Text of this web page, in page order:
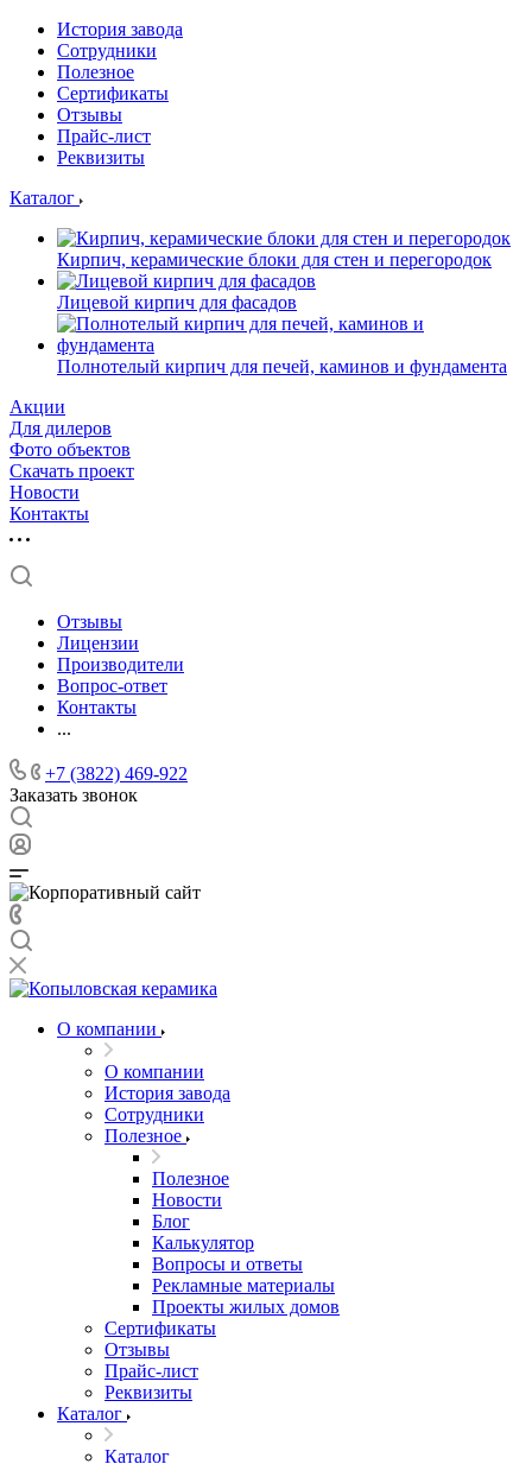
История завода
Сотрудники
Полезное
Сертификаты
Отзывы
Прайс-лист
Реквизиты
Каталог
Кирпич, керамические блоки для стен и перегородок
Лицевой кирпич для фасадов
Полнотелый кирпич для печей, каминов и фундамента
Акции
Для дилеров
Фото объектов
Скачать проект
Новости
Контакты
Отзывы
Лицензии
Производители
Вопрос-ответ
Контакты
...
+7 (3822) 469-922
Заказать звонок
О компании
О компании
История завода
Сотрудники
Полезное
Полезное
Новости
Блог
Калькулятор
Вопросы и ответы
Рекламные материалы
Проекты жилых домов
Сертификаты
Отзывы
Прайс-лист
Реквизиты
Каталог
Каталог